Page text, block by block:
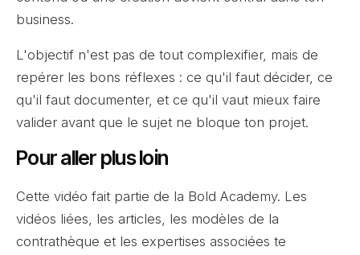
business.
L'objectif n'est pas de tout complexifier, mais de
repérer les bons réflexes : ce qu'il faut décider, ce
qu'il faut documenter, et ce qu'il vaut mieux faire
valider avant que le sujet ne bloque ton projet.
Pour aller plus loin
Cette vidéo fait partie de la Bold Academy. Les
vidéos liées, les articles, les modèles de la
contrathèque et les expertises associées te